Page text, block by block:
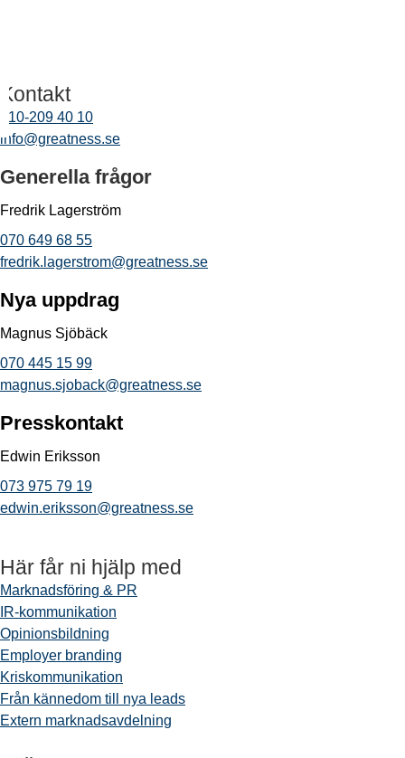
Kontakt
010-209 40 10
info@greatness.se
Generella frågor
Fredrik Lagerström
070 649 68 55
fredrik.lagerstrom@greatness.se
Nya uppdrag
Magnus Sjöbäck
070 445 15 99
magnus.sjoback@greatness.se
Presskontakt
Edwin Eriksson
073 975 79 19
edwin.eriksson@greatness.se
Här får ni hjälp med
Marknadsföring & PR
IR-kommunikation
Opinionsbildning
Employer branding
Kriskommunikation
Från kännedom till nya leads
Extern marknadsavdelning